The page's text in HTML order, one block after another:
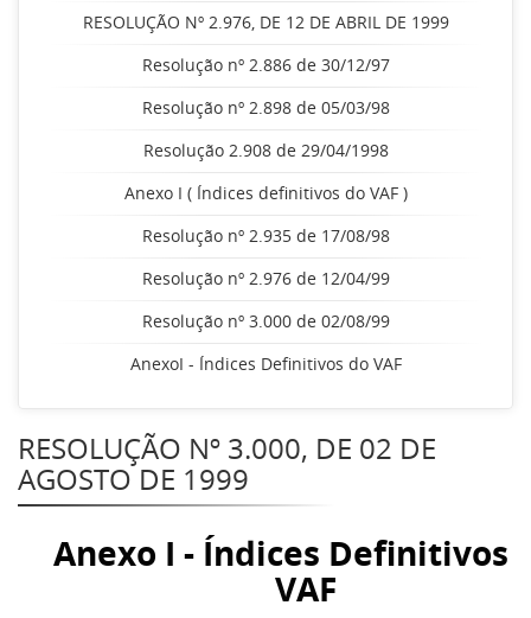
RESOLUÇÃO Nº 2.976, DE 12 DE ABRIL DE 1999
Resolução nº 2.886 de 30/12/97
Resolução nº 2.898 de 05/03/98
Resolução 2.908 de 29/04/1998
Anexo I ( Índices definitivos do VAF )
Resolução nº 2.935 de 17/08/98
Resolução nº 2.976 de 12/04/99
Resolução nº 3.000 de 02/08/99
AnexoI - Índices Definitivos do VAF
RESOLUÇÃO Nº 3.000, DE 02 DE
AGOSTO DE 1999
Anexo I - Índices Definitivos
VAF